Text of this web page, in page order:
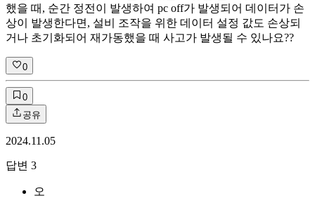
했을 때, 순간 정전이 발생하여 pc off가 발생되어 데이터가 손
상이 발생한다면, 설비 조작을 위한 데이터 설정 값도 손상되
거나 초기화되어 재가동했을 때 사고가 발생될 수 있나요??
0
0
공유
2024.11.05
답변 3
오